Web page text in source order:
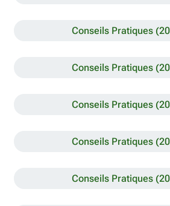
Conseils Pratiques
Conseils Pratiques
Conseils Pratiques
Conseils Pratiques
Conseils Pratiques